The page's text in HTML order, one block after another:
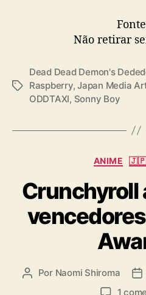
Não retirar
T
Dead Dead Demon's
Raspberry,Japan Media
ODDTAXI, Sonny Boy
C
t
e
g
o
r
i
a
s
ANIME 🇯🇵
Crunchyroll
A Por Naomi Shiroma
D
1